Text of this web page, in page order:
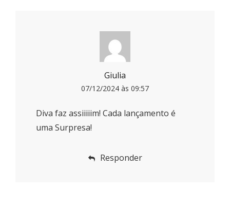
Giulia
07/12/2024 às 09:57
Diva faz assiiiiim! Cada lançamento é
uma Surpresa!
Responder